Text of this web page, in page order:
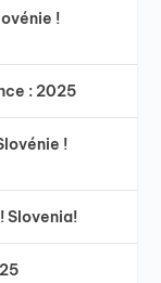
!
: 2025
!
Slovenia!